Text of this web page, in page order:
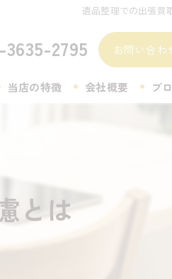
遺品整理での出張買
2795 お問い合わ
当店の特徴
生前整理
会社概要 ブ
とは